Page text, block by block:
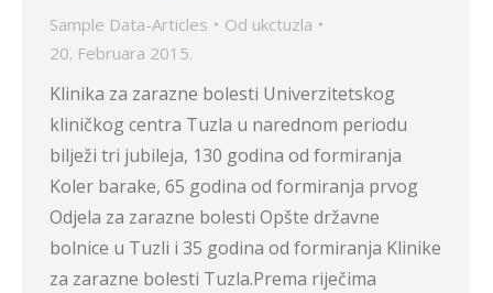
Sample Data-Articles Od ukctuzla
20. Februara 2015.
Klinika za zarazne bolesti Univerzitetskog
kliničkog centra Tuzla u narednom periodu
bilježi tri jubileja, 130 godina od formiranja
Koler barake, 65 godina od formiranja prvog
Odjela za zarazne bolesti Opšte državne
bolnice u Tuzli i 35 godina od formiranja Klinike
za zarazne bolesti Tuzla.Prema riječima